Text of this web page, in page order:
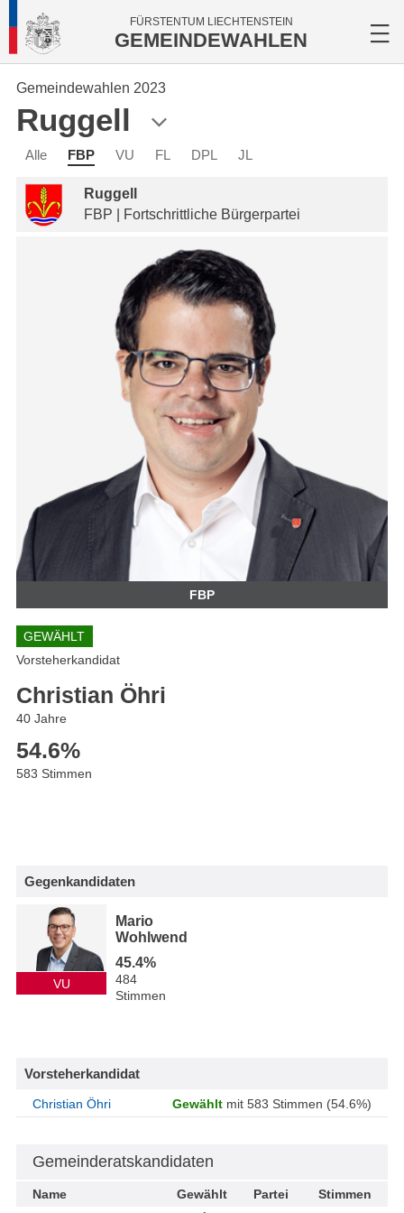
FÜRSTENTUM LIECHTENSTEIN
GEMEINDEWAHLEN
Gemeindewahlen 2023
Ruggell
Alle FBP VU FL DPL JL
Ruggell
FBP | Fortschrittliche Bürgerpartei
FBP
GEWÄHLT
Vorsteherkandidat
Christian Öhri
40 Jahre
54.6%
583 Stimmen
Gegenkandidaten
VU
Mario
Wohlwend
45.4%
484
Stimmen
Vorsteherkandidat
Christian Öhri Gewählt mit 583 Stimmen (54.6%)
Gemeinderatskandidaten
Name Gewählt Partei
Stimmen